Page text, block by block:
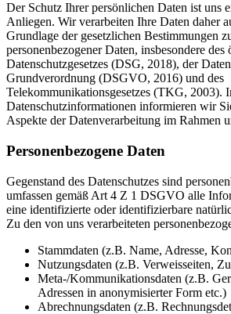
Der Schutz Ihrer persönlichen Daten ist uns
Anliegen. Wir verarbeiten Ihre Daten daher
Grundlage der gesetzlichen Bestimmungen
personenbezogener Daten, insbesondere des
Datenschutzgesetzes (DSG, 2018), der
Grundverordnung (DSGVO, 2016) und des
Telekommunikationsgesetzes (TKG, 2003).
Datenschutzinformationen informieren wir
Aspekte der Datenverarbeitung im Rahmen
Personenbezogene Daten
Gegenstand des Datenschutzes sind
umfassen gemäß Art 4 Z 1 DSGVO alle
eine identifizierte oder identifizierbare
Zu den von uns verarbeiteten
Stammdaten (z.B. Name, Adresse,
Nutzungsdaten (z.B. Verweisseiten,
Meta-/Kommunikationsdaten (z.B.
Adressen in anonymisierter Form etc.)
Abrechnungsdaten (z.B.